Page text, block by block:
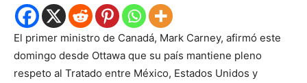
El primer ministro de Canadá, Mark Carney, afirmó este
domingo desde Ottawa que su país mantiene pleno
respeto al Tratado entre México, Estados Unidos y